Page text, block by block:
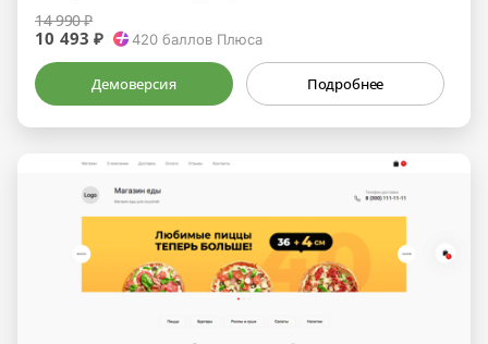
14 990 ₽
10 493 ₽ 420баллов Плюса
Демоверсия Подробнее